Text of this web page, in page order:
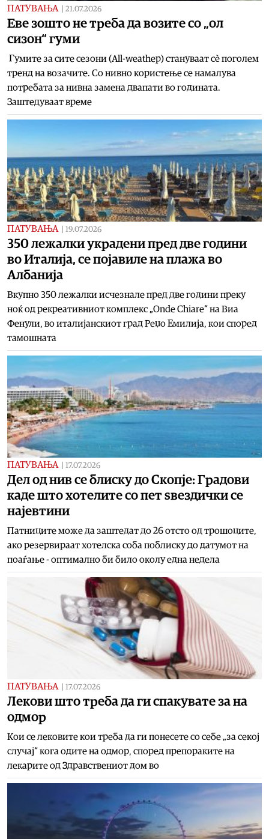
ПАТУВАЊА 21.07.2026
Еве зошто не треба да возите со „ол
сизон“ гуми
Гумите за сите сезони (All-weatheр) стануваат сè поголем
тренд на возачите. Со нивно користење се намалува
потребата за нивна замена двапати во годината.
Заштедуваат време
ПАТУВАЊА 19.07.2026
350 лежалки украдени пред две години
во Италија, се појавиле на плажа во
Албанија
Вкупно 350 лежалки исчезнале пред две години преку
ноќ од рекреативниот комплекс „Onde Chiare“ на Виа
Фенули, во италијанскиот град Реџо Емилија, кои според
тамошната
ПАТУВАЊА 17.07.2026
Дел од нив се блиску до Скопје: Градови
каде што хотелите со пет ѕвездички се
најевтини
Патниците може да заштедат до 26 отсто од трошоците,
ако резервираат хотелска соба поблиску до датумот на
поаѓање - оптимално би било околу една недела
ПАТУВАЊА 17.07.2026
Лекови што треба да ги спакувате за на
одмор
Кои се лековите кои треба да ги понесете со себе „за секој
случај“ кога одите на одмор, според препораките на
лекарите од Здравствениот дом во